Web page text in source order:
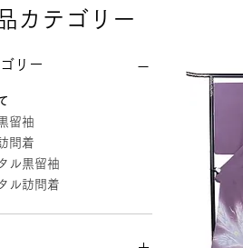
カテゴリー
リー
留袖
問着
ル黒留袖
ル訪問着